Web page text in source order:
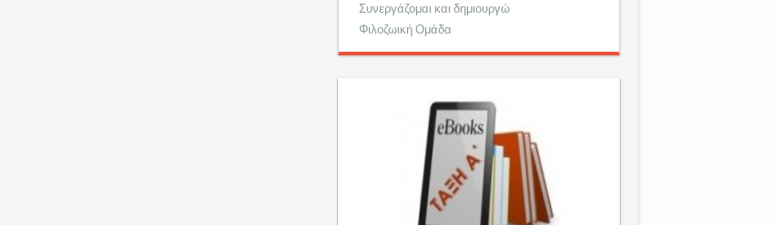
Συνεργάζομαι και δημιουργώ
Φιλοζωική Ομάδα